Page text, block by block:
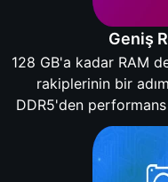
Geniş
128 GB'a kadar RAM
rakiplerinin bir
DDR5'den